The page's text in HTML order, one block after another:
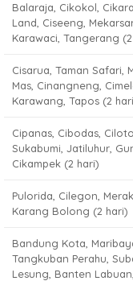
Balaraja, Cikokol,
Land, Ciseeng,
Karawaci, Tangerang
Cisarua, Taman Safari,
Mas, Cinangneng,
Karawang, Tapos (2
Cipanas, Cibodas,
Sukabumi, Jatiluhur,
Cikampek (2 hari)
Pulorida, Cilegon,
Karang Bolong (2 hari)
Bandung Kota,
Tangkuban Perahu,
Lesung, Banten